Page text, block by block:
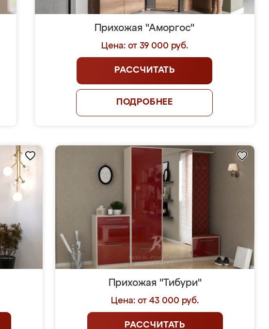
Прихожая "Аморгос"
Цена: от 39 000 руб.
РАССЧИТАТЬ
ПОДРОБНЕЕ
Прихожая "Тибури"
Цена: от 43 000 руб.
РАССЧИТАТЬ